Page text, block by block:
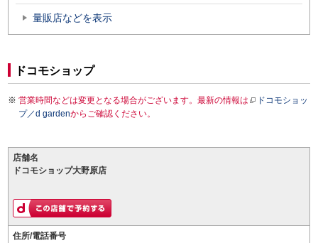
量販店などを表示
ドコモショップ
営業時間などは変更となる場合がございます。最新の情報は
ドコモショッ
プ／d gardenからご確認ください。
店舗名
ドコモショップ大野原店
住所/電話番号